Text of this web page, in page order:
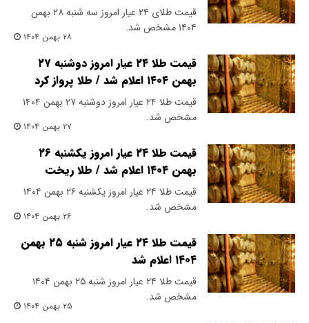
قیمت طلای ۲۴ عیار امروز سه شنبه ۲۸ بهمن
۱۴۰۴ مشخص شد.
۲۸ بهمن ۱۴۰۴
قیمت طلا ۲۴ عیار امروز دوشنبه ۲۷
بهمن ۱۴۰۴ اعلام شد / طلا پرواز کرد
قیمت طلا ۲۴ عیار امروز دوشنبه ۲۷ بهمن ۱۴۰۴
مشخص شد.
۲۷ بهمن ۱۴۰۴
قیمت طلا ۲۴ عیار امروز یکشنبه ۲۶
بهمن ۱۴۰۴ اعلام شد / طلا ریخت
قیمت طلا ۲۴ عیار امروز یکشنبه ۲۶ بهمن ۱۴۰۴
مشخص شد.
۲۶ بهمن ۱۴۰۴
قیمت طلا ۲۴ عیار امروز شنبه ۲۵ بهمن
۱۴۰۴ اعلام شد
قیمت طلا ۲۴ عیار امروز شنبه ۲۵ بهمن ۱۴۰۴
مشخص شد.
۲۵ بهمن ۱۴۰۴